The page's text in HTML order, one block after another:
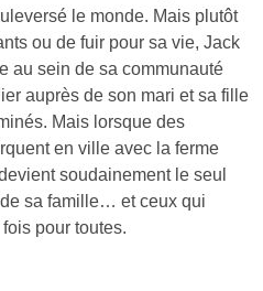
le monde. Mais plutôt
ou de fuir pour sa vie, Jack
au sein de sa communauté
auprès de son mari et sa fille
Mais lorsque des
en ville avec la ferme
soudainement le seul
sa famille… et ceux qui
pour toutes.